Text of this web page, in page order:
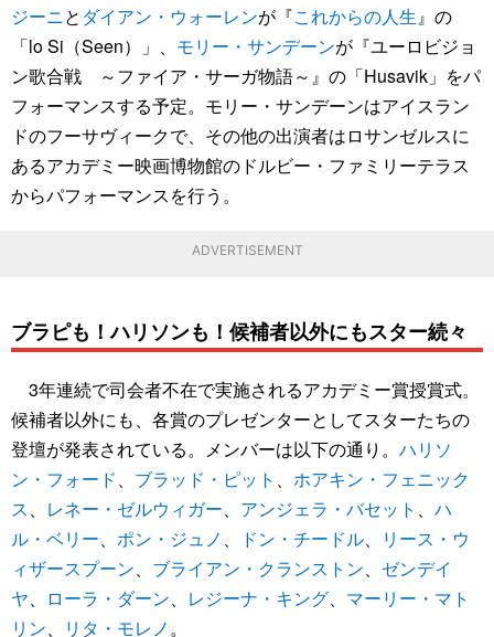
ジーニと ダイアン・ウォーレンが『これからの人生』の
「lo Si（Seen）」、 モリー・サンデーンが『ユーロビジョ
ン歌合戦 ～ファイア・サーガ物語～』の「Husavik」をパ
フォーマンスする予定。モリー・サンデーンはアイスラン
ドのフーサヴィークで、その他の出演者はロサンゼルスに
あるアカデミー映画博物館のドルビー・ファミリーテラス
からパフォーマンスを行う。
ADVERTISEMENT
ブラピも！ハリソンも！候補者以外にもスター続々
3年連続で司会者不在で実施されるアカデミー賞授賞式。
候補者以外にも、各賞のプレゼンターとしてスターたちの
登壇が発表されている。メンバーは以下の通り。 ハリソ
ン・フォード
ブラッド・ピット
ホアキン・フェニック
ス
レネー・ゼルウィガー アンジェラ・バセット
ハ
ル・ベリー
ポン・ジュノ ドン・チードル
リース・ウ
ィザースプーン
ブライアン・クランストン
ゼンデイ
ヤ
ローラ・ダーン レジーナ・キング
マーリー・マト
リン
リタ・モレノ 。